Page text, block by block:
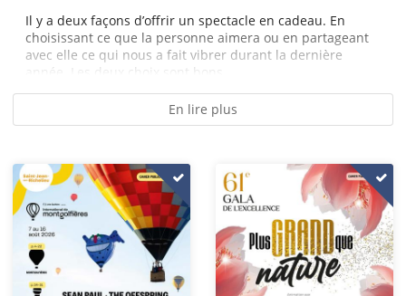
Il y a deux façons d’offrir un spectacle en cadeau. En
choisissant ce que la personne aimera ou en partageant
avec elle ce qui nous a fait vibrer durant la dernière
année. Les deux choix sont bons,...
En lire plus